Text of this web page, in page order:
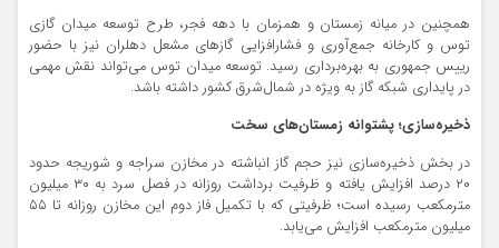
همچنین در میانه زمستان و همزمان با دهه فجر، طرح توسعه میدان گازی
توس و کارخانه جمع‌آوری و فشارافزایی گازهای مشعل دهلران نیز با حضور
رییس جمهوری به بهره‌برداری رسید. توسعه میدان توس می‌تواند نقش مهمی
در پایداری شبکه گاز به ویژه در شمال‌شرق کشور داشته باشد.
ذخیره‌سازی؛ پشتوانه زمستان‌های سخت
در بخش ذخیره‌سازی نیز حجم گاز انباشته در مخازن سراجه و شوریجه حدود
۲۰ درصد افزایش یافته و ظرفیت برداشت روزانه در فصل سرد به ۳۰ میلیون
مترمکعب رسیده است؛ ظرفیتی که با تکمیل فاز دوم این مخازن روزانه تا ۵۵
میلیون مترمکعب افزایش می‌یابد.